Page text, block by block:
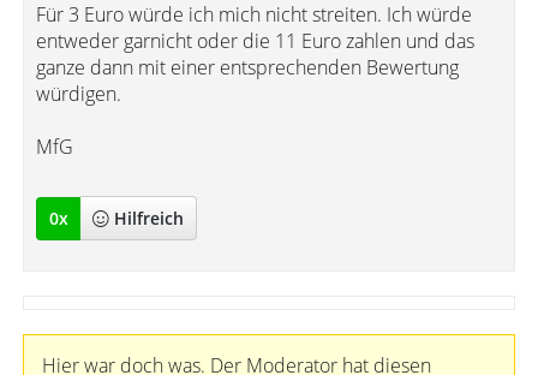
Für 3 Euro würde ich mich nicht streiten. Ich würde
entweder garnicht oder die 11 Euro zahlen und das
ganze dann mit einer entsprechenden Bewertung
würdigen.
MfG
0x Hilfreich
Hier war doch was. Der Moderator hat diesen